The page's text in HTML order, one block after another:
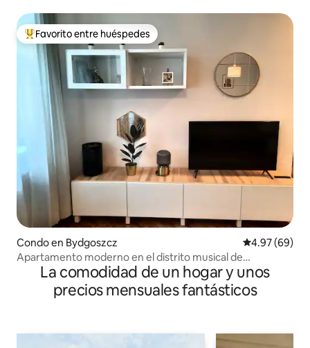
Favorito entre huéspedes preferido
Favorito entre huéspedes
Condo en Bydgoszcz Calificación
4.97 (69)
Apartamento moderno en el distrito musical de
Bydgoszcz
La comodidad de un hogar y unos
precios mensuales fantásticos